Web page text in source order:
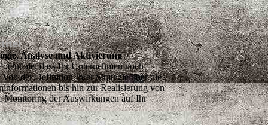
Analyse und Aktivierung
dass Ihr Unternehmen noch
der Definition Ihrer Strategie über die
bis hin zur Realisierung von
Monitoring der Auswirkungen auf Ihr